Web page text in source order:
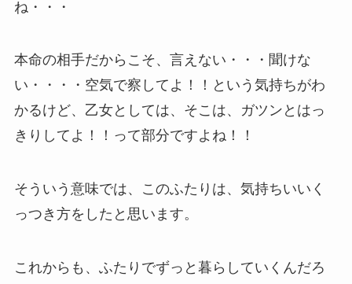
ね・・・
本命の相手だからこそ、言えない・・・聞けな
い・・・・空気で察してよ！！という気持ちがわ
かるけど、乙女としては、そこは、ガツンとはっ
きりしてよ！！って部分ですよね！！
そういう意味では、このふたりは、気持ちいいく
っつき方をしたと思います。
これからも、ふたりでずっと暮らしていくんだろ